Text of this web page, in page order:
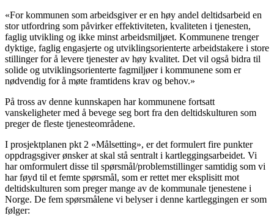
«For kommunen som arbeidsgiver er en høy andel deltidsarbeid en
stor utfordring som påvirker effektiviteten, kvaliteten i tjenesten,
faglig utvikling og ikke minst arbeidsmiljøet. Kommunene trenger
dyktige, faglig engasjerte og utviklingsorienterte arbeidstakere i store
stillinger for å levere tjenester av høy kvalitet. Det vil også bidra til
solide og utviklingsorienterte fagmiljøer i kommunene som er
nødvendig for å møte framtidens krav og behov.»
På tross av denne kunnskapen har kommunene fortsatt
vanskeligheter med å bevege seg bort fra den deltidskulturen som
preger de fleste tjenesteområdene.
I prosjektplanen pkt 2 «Målsetting», er det formulert fire punkter
oppdragsgiver ønsker at skal stå sentralt i kartleggingsarbeidet. Vi
har omformulert disse til spørsmål/problemstillinger samtidig som vi
har føyd til et femte spørsmål, som er rettet mer eksplisitt mot
deltidskulturen som preger mange av de kommunale tjenestene i
Norge. De fem spørsmålene vi belyser i denne kartleggingen er som
følger: